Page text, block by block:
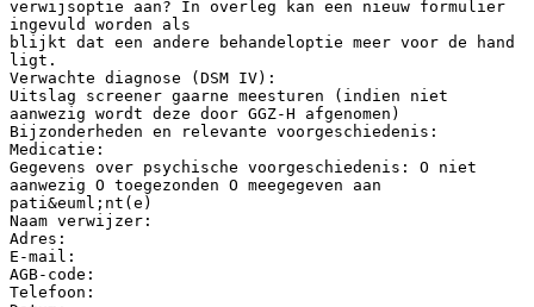
verwijsoptie aan? In overleg kan een nieuw formulier
ingevuld worden als
blijkt dat een andere behandeloptie meer voor de hand
ligt.
Verwachte diagnose (DSM IV):
Uitslag screener gaarne meesturen (indien niet
aanwezig wordt deze door GGZ-H afgenomen)
Bijzonderheden en relevante voorgeschiedenis:
Medicatie:
Gegevens over psychische voorgeschiedenis: O niet
aanwezig O toegezonden O meegegeven aan
pati&euml;nt(e)
Naam verwijzer:
Adres:
E-mail:
AGB-code:
Telefoon: